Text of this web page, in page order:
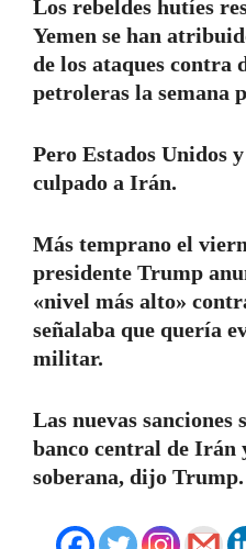
Los rebeldes hutíes
Yemen se han
de los ataques contra
petroleras la semana
Pero Estados Unidos
culpado a Irán.
Más temprano el
presidente Trump
«nivel más alto»
señalaba que quería
militar.
Las nuevas sanciones
banco central de Irán
soberana, dijo Trump.